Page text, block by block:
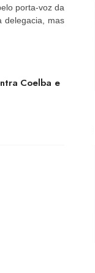
porta-voz da
delegacia, mas
Coelba e